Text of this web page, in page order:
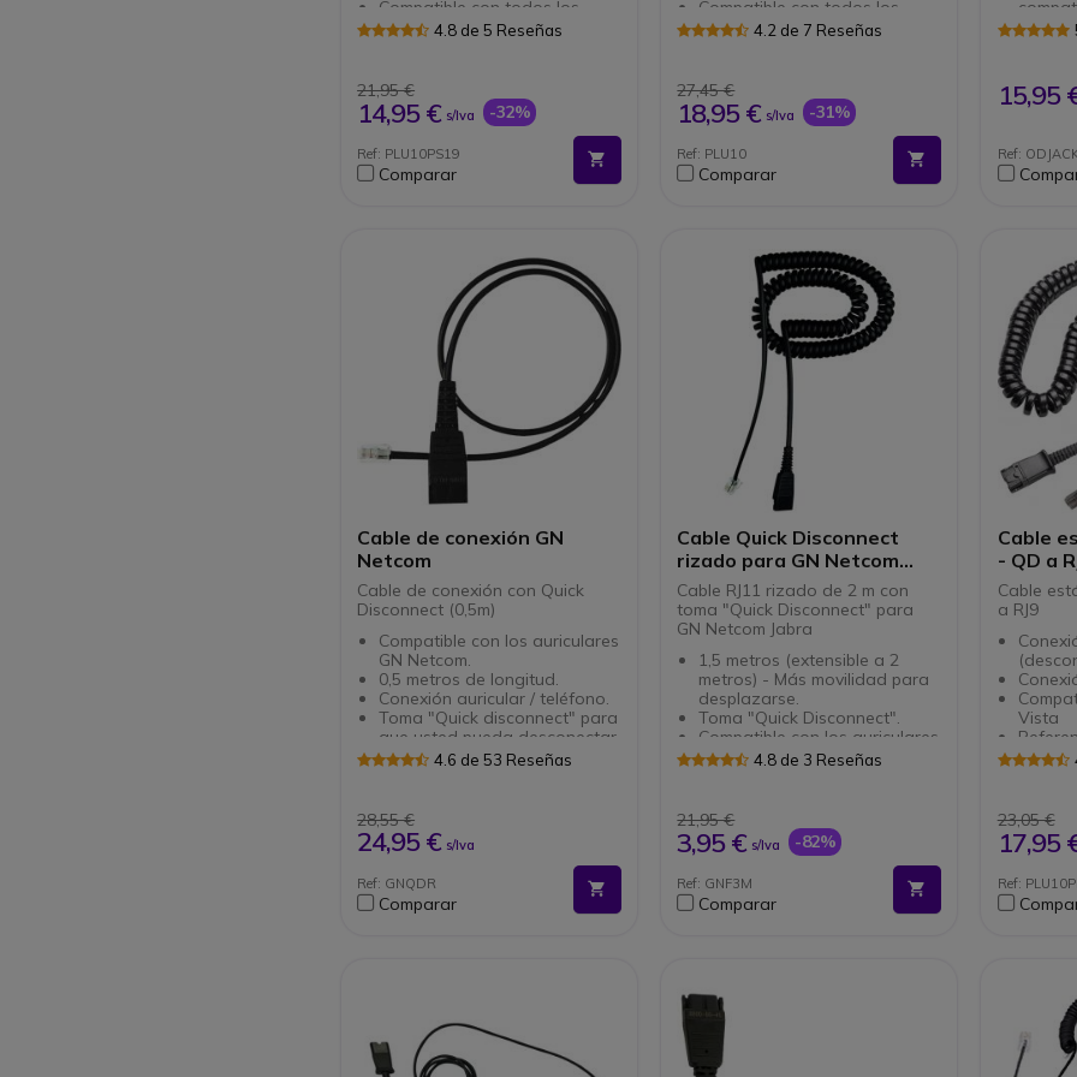
Compatible con todos los
auriculares profesionales
Contáctenos para comprobar
compatibilitad con su teléfono.
4.8 de 5 Reseñas
21,95 €
14,95 € s/Iva -32%
Ref: PLU10PS19
Comparar
Compatible con todos los
auriculares profesionales QD
4.2 de 7 Reseñas
27,45 €
18,95 € s/Iva -31%
Ref: PLU10
Comparar
15,95
Ref:
Cable de conexión GN
Netcom
Cable de conexión con Quick
Disconnect (0,5m)
Compatible con los auriculares
GN Netcom.
0,5 metros de longitud.
Conexión auricular / teléfono.
Toma "Quick disconnect" para
que usted pueda desconectar
su auricular del teléfono sin
4.6 de 53 Reseñas
28,55 €
24,95 € s/Iva
Ref: GNQDR
Comparar
Cable Quick Disconnect
rizado para GN Netcom
Jabra
Cable RJ11 rizado de 2 m con
toma "Quick Disconnect" para
GN Netcom Jabra
1,5 metros (extensible a 2
metros) - Más movilidad para
desplazarse.
Toma "Quick Disconnect".
Compatible con los auriculares
GN Netcom Jabra.
4.8 de 3 Reseñas
21,95 €
3,95 € s/Iva -82%
Ref: GNF3M
Comparar
Cable
- QD a
Cable
a RJ9
Vista
01
23,05 €
17,95
Ref: